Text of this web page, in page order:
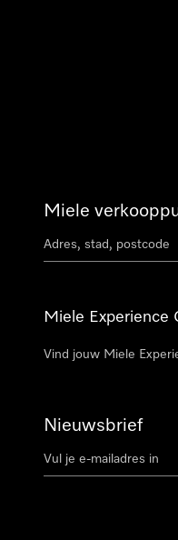
Miele
Miele Experience
Vind jouw Miele
Nieuwsbrief